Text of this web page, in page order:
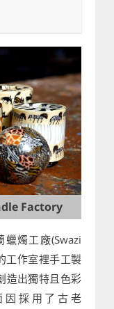
Factory
燭工廠(Swazi
工作室裡手工製
造出獨特且色彩
採用了古老